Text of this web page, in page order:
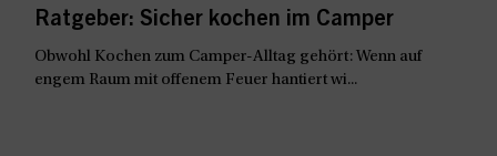
Ratgeber: Sicher kochen im Camper
Obwohl Kochen zum Camper-Alltag gehört: Wenn auf
engem Raum mit offenem Feuer hantiert wi...